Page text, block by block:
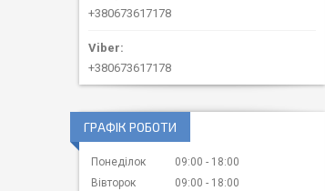
+380673617178
+380673617178
ГРАФІК РОБОТИ
Понеділок 09:00
18:00
Вівторок
09:00
18:00